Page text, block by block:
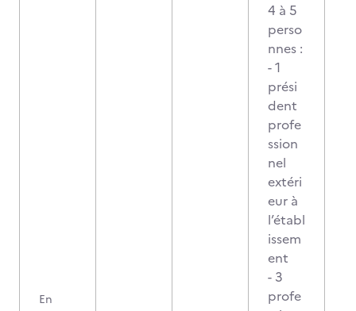
En
4 à 5
perso
nnes :
- 1
prési
dent
profe
ssion
nel
extéri
eur à
l’établ
issem
ent
- 3
profe